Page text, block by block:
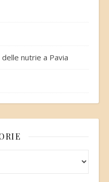
nutrie a Pavia